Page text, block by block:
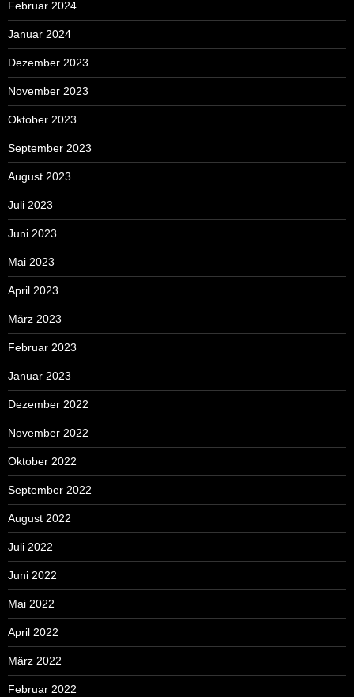
Februar 2024
Januar 2024
Dezember 2023
November 2023
Oktober 2023
September 2023
August 2023
Juli 2023
Juni 2023
Mai 2023
April 2023
März 2023
Februar 2023
Januar 2023
Dezember 2022
November 2022
Oktober 2022
September 2022
August 2022
Juli 2022
Juni 2022
Mai 2022
April 2022
März 2022
Februar 2022